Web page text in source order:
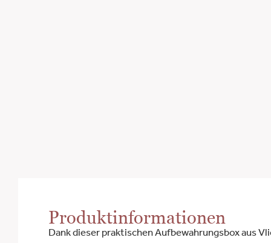
Produktinformationen
Dank dieser praktischen Aufbewahrungsbox aus